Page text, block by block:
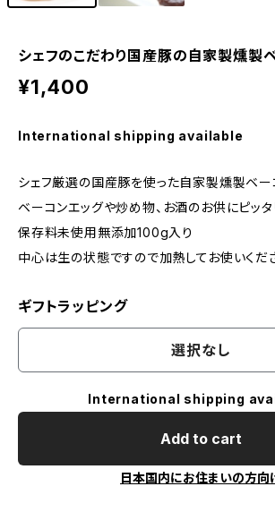
シェフのこだわり国産豚の自家製燻製
¥1,400
International shipping available
シェフ厳選の国産豚を使った自家製燻製ベー
ベーコンエッグや炒め物、お酒のお供にピッタ
保存料未使用無添加100g入り
中心は生の状態ですので加熱してお使いくだ
ギフトラッピング
選択なし
International shipping
Add to cart
日本国内にお住まいの方向